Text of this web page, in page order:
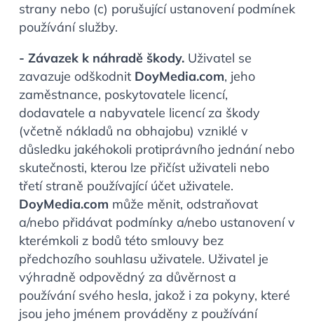
strany nebo (c) porušující ustanovení podmínek
používání služby.
- Závazek k náhradě škody. Uživatel se
zavazuje odškodnit DoyMedia.com, jeho
zaměstnance, poskytovatele licencí,
dodavatele a nabyvatele licencí za škody
(včetně nákladů na obhajobu) vzniklé v
důsledku jakéhokoli protiprávního jednání nebo
skutečnosti, kterou lze přičíst uživateli nebo
třetí straně používající účet uživatele.
DoyMedia.com může měnit, odstraňovat
a/nebo přidávat podmínky a/nebo ustanovení v
kterémkoli z bodů této smlouvy bez
předchozího souhlasu uživatele. Uživatel je
výhradně odpovědný za důvěrnost a
používání svého hesla, jakož i za pokyny, které
jsou jeho jménem prováděny z používání